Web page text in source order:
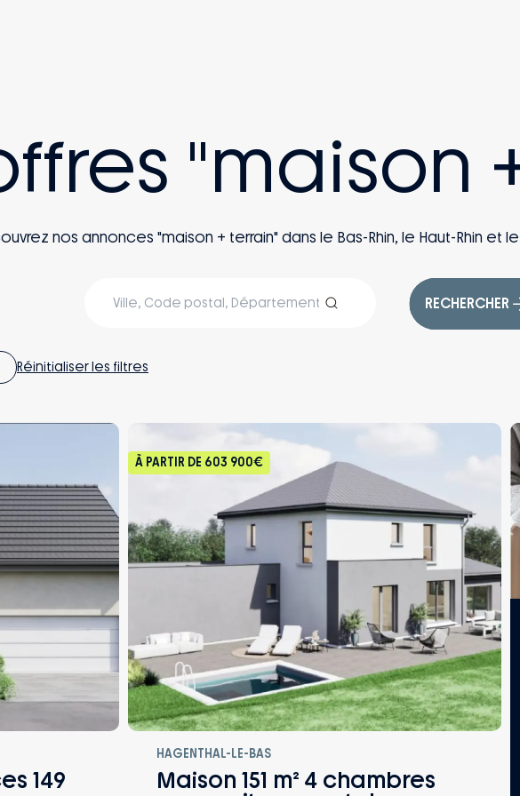
"maison
nos annonces "maison + terrain" dans le Bas-Rhin, le Haut-Rhin et
RECHERCHER
Réinitialiser les filtres
149
À PARTIR DE 603 900€
HAGENTHAL-LE-BAS
Maison 151 m² 4 chambres